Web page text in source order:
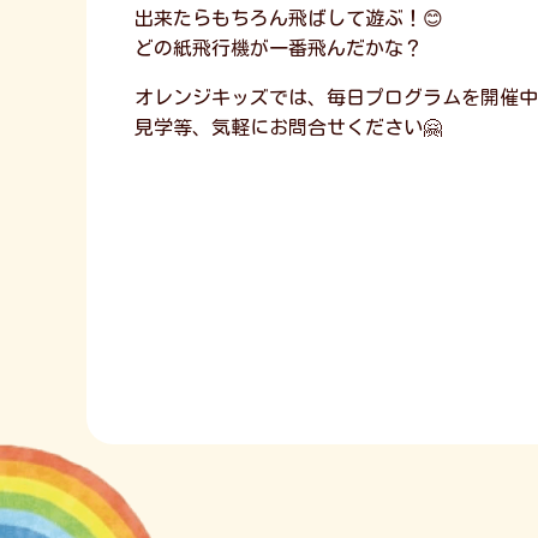
出来たらもちろん飛ばして遊ぶ！😊
どの紙飛行機が一番飛んだかな？
オレンジキッズでは、毎日プログラムを開催中
見学等、気軽にお問合せください🤗